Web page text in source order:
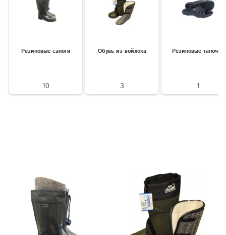
Резиновые сапоги
10
Обувь из войлока
3
Резиновые тапочки
1